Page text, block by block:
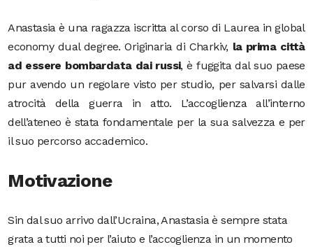
Anastasia è una ragazza iscritta al corso di Laurea in global
economy dual degree. Originaria di Charkiv, la prima città
ad essere bombardata dai russi, è fuggita dal suo paese
pur avendo un regolare visto per studio, per salvarsi dalle
atrocità della guerra in atto. L’accoglienza all’interno
dell’ateneo è stata fondamentale per la sua salvezza e per
il suo percorso accademico.
Motivazione
Sin dal suo arrivo dall’Ucraina, Anastasia è sempre stata
grata a tutti noi per l’aiuto e l’accoglienza in un momento